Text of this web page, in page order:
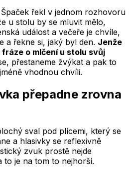
řekl v jednom rozhovoru
u stolu by se mluvit mělo,
událost a večeře je chvíle,
a řekne si, jaký byl den. Jenže
o mlčení u stolu svůj
přestaneme žvýkat a pak to
vhodnou chvíli.
přepadne zrovna
sval pod plícemi, který se
a hlasivky se reflexivně
zvuk prostě nejde
to je na tom to nejhorší.